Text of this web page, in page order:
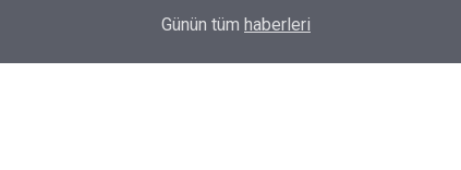
Basketbol Süper Ligi’nde yeni sezonun fikstür
Günün tüm haberleri